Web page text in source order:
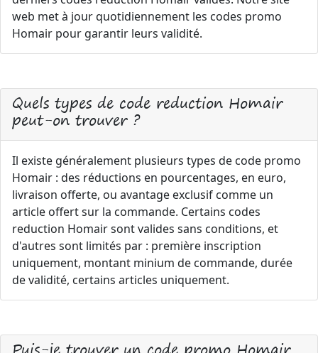
web met à jour quotidiennement les codes promo
Homair pour garantir leurs validité.
Quels types de code reduction Homair
peut-on trouver ?
Il existe généralement plusieurs types de code promo
Homair : des réductions en pourcentages, en euro,
livraison offerte, ou avantage exclusif comme un
article offert sur la commande. Certains codes
reduction Homair sont valides sans conditions, et
d'autres sont limités par : première inscription
uniquement, montant minium de commande, durée
de validité, certains articles uniquement.